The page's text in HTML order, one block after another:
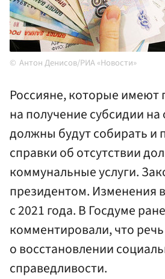
Антон Денисов/РИА «Новости»
Россияне, которые имеют
на получение субсидии
должны будут собирать и
справки об отсутствии
коммунальные услуги.
президентом. Изменения
с 2021 года. В Госдуме
комментировали, что
о восстановлении
справедливости.